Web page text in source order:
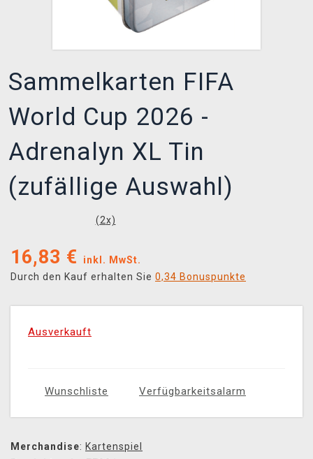
Sammelkarten FIFA
World Cup 2026 -
Adrenalyn XL Tin
(zufällige Auswahl)
(2x)
16,83 €
inkl. MwSt.
Durch den Kauf erhalten Sie 0,34 Bonuspunkte
Ausverkauft
Wunschliste Verfügbarkeitsalarm
Merchandise: Kartenspiel